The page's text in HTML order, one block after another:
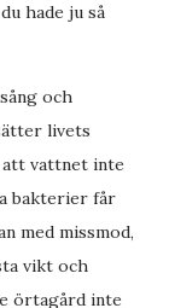
hade ju så
och
livets
vattnet inte
bakterier får
med missmod,
vikt och
örtagård inte